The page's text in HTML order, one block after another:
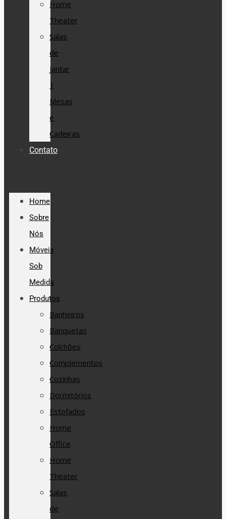
Home
Theater
Salas
de
Jantar
|
Mesas
e
Cadeiras
Contato
Home
Sobre
Nós
Móveis
Sob
Medida
Produtos
Banheiros
Banquetas
Colchões
Complementos
Cozinhas
Dormitórios
Estofados
Home
Office
Home
Theater
Salas
de